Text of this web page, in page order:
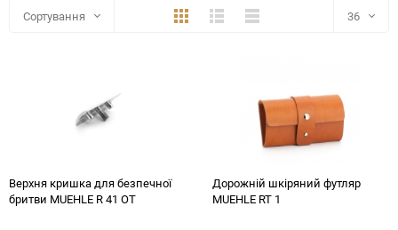
Сортування ПлиткаДетальноКомпактно 36
48
72
Верхня кришка для безпечної
бритви MUEHLE R 41 OT
Дорожній шкіряний футляр
MUEHLE RT 1